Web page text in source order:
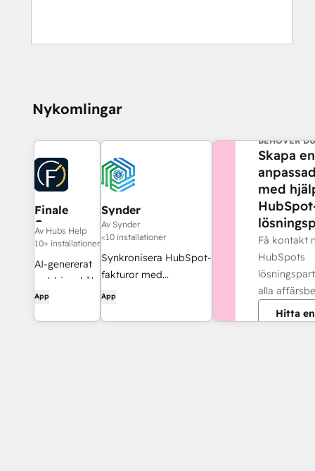
Nykomlingar
Finale
Composer
Av Hubs Help
10+ installationer
AI-genererat
webbinnehåll,
utvecklat för
App
Synder
Av Synder
<10 installationer
Synkronisera HubSpot-
fakturor med
QuickBooks, NetSuite
periodiseringsprincipen
App
BEHÖVER
Skapa en
med
Få kontakt
HubSpots
alla
Hitta